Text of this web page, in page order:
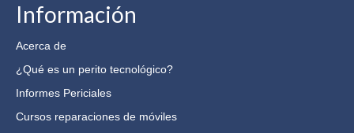
Información
Acerca de
¿Qué es un perito tecnológico?
Informes Periciales
Cursos reparaciones de móviles